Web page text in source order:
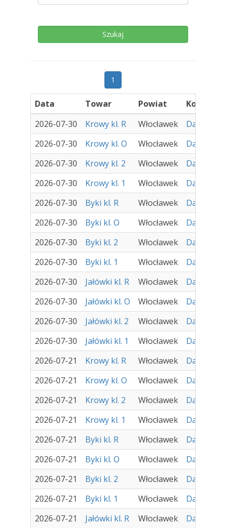
1
Data Towar Powiat
2026-07-30
Krowy kl. R Włocławek
Damir -
2026-07-30
Krowy kl. O Włocławek
Damir -
2026-07-30
Krowy kl. 2 Włocławek
Damir -
2026-07-30
Krowy kl. 1 Włocławek
Damir -
2026-07-30
Byki kl. R Włocławek
Damir -
2026-07-30
Byki kl. O Włocławek
Damir -
2026-07-30
Byki kl. 2 Włocławek
Damir -
2026-07-30
Byki kl. 1 Włocławek
Damir -
2026-07-30
Jałówki kl. R Włocławek
Damir -
2026-07-30
Jałówki kl. O Włocławek
Damir -
2026-07-30
Jałówki kl. 2 Włocławek
Damir -
2026-07-30
Jałówki kl. 1 Włocławek
Damir -
2026-07-21
Krowy kl. R Włocławek
Damir -
2026-07-21
Krowy kl. O Włocławek
Damir -
2026-07-21
Krowy kl. 2 Włocławek
Damir -
2026-07-21
Krowy kl. 1 Włocławek
Damir -
2026-07-21
Byki kl. R Włocławek
Damir -
2026-07-21
Byki kl. O Włocławek
Damir -
2026-07-21
Byki kl. 2 Włocławek
Damir -
2026-07-21
Byki kl. 1 Włocławek
Damir -
2026-07-21
Jałówki kl. R Włocławek Damir -